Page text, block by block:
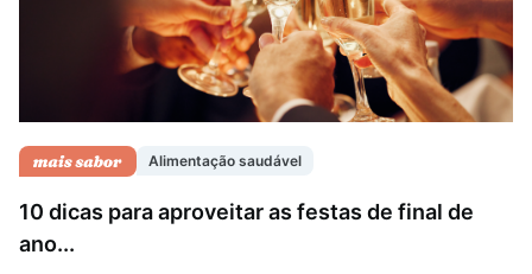
Alimentação saudável
10 dicas para aproveitar as festas de final de
ano...